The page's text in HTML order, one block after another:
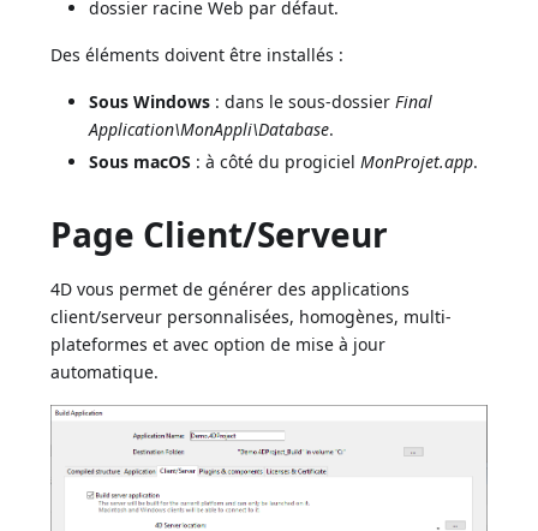
dossier racine Web par défaut.
Des éléments doivent être installés :
Sous Windows : dans le sous-dossierFinal
Application\MonAppli\Database.
Sous macOS : à côté du progicielMonProjet.app.
Page Client/Serveur
4D vous permet de générer des applications
client/serveur personnalisées, homogènes, multi-
plateformes et avec option de mise à jour
automatique.